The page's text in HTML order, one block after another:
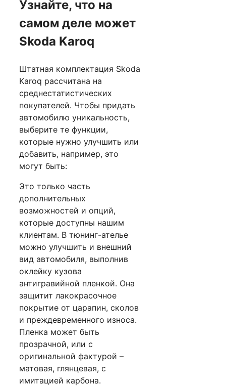
Узнайте, что на
самом деле может
Skoda Karoq
Штатная комплектация Skoda
Karoq рассчитана на
среднестатистических
покупателей. Чтобы придать
автомобилю уникальность,
выберите те функции,
которые нужно улучшить или
добавить, например, это
могут быть:
Это только часть
дополнительных
возможностей и опций,
которые доступны нашим
клиентам. В тюнинг-ателье
можно улучшить и внешний
вид автомобиля, выполнив
оклейку кузова
антигравийной пленкой. Она
защитит лакокрасочное
покрытие от царапин, сколов
и преждевременного износа.
Пленка может быть
прозрачной, или с
оригинальной фактурой –
матовая, глянцевая, с
имитацией карбона.